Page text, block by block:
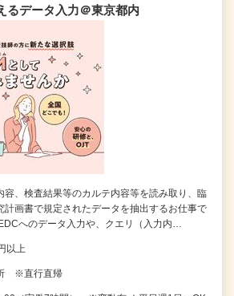
るデータ入力＠東京都内
容、検査結果等のカルテ内容等を読み取り、臨
計画書で規定されたデータを抽出するお仕事で
へのデータ入力や、クエリ（入力内…
以上
※直行直帰